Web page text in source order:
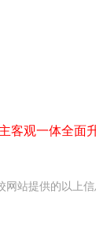
客观一体全面
站提供的以上